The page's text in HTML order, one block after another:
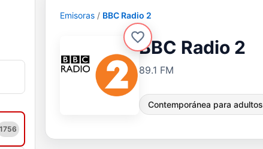
1756
Emisoras BBC Radio 2
BBC Radio 2
89.1 FM
Contemporánea para adultos